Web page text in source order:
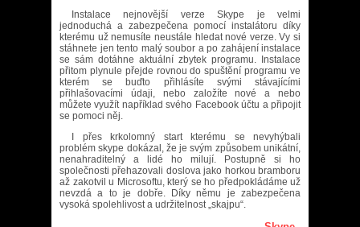
Instalace nejnovější verze Skype je velmi
jednoduchá a zabezpečena pomocí instalátoru díky
kterému už nemusíte neustále hledat nové verze. Vy si
stáhnete jen tento malý soubor a po zahájení instalace
se sám dotáhne aktuální zbytek programu. Instalace
přitom plynule přejde rovnou do spuštění programu ve
kterém se buďto přihlásíte svými stávajícími
přihlašovacími údaji, nebo založíte nové a nebo
můžete využít například svého Facebook účtu a připojit
se pomoci něj.
I přes krkolomný start kterému se nevyhýbali
problém skype dokázal, že je svým způsobem unikátní,
nenahraditelný a lidé ho milují. Postupně si ho
společnosti přehazovali doslova jako horkou bramboru
až zakotvil u Microsoftu, který se ho předpokládáme už
nevzdá a to je dobře. Díky němu je zabezpečena
vysoká spolehlivost a udržitelnost „skajpu“.